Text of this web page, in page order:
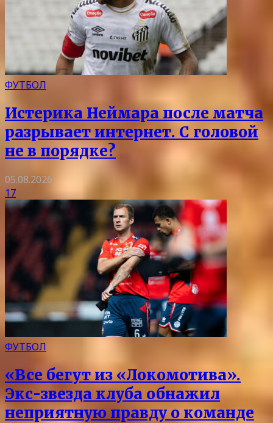
ФУТБОЛ
Истерика Неймара после матча
разрывает интернет. С головой
не в порядке?
05.08.2026
17
ФУТБОЛ
«Все бегут из «Локомотива».
Экс-звезда клуба обнажил
неприятную правду о команде